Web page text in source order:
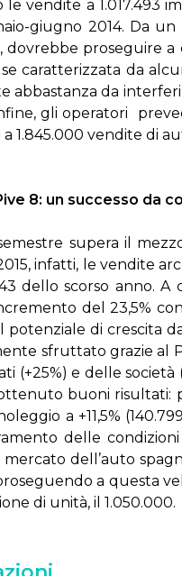
ven­di­te a 1.017.493
giu­gno 2014. Da
do­vreb­be pro­se­gui­re a
ca­rat­te­riz­za­ta da
ab­ba­stan­za da
gli ope­ra­to­ri
1.845.000 ven­di­te di
8: un suc­ces­so da
su­pe­ra il
in­fat­ti, le ven­di­te
del­lo scor­so an­no.
del 23,5%
po­ten­zia­le di cre­sci­ta
sfrut­ta­to gra­zie al
(+25%) e del­le
buo­ni ri­sul­ta­ti:
a +11,5%
del­le
del­l’au­to
a que­sta
di uni­tà, il 1.050.000.